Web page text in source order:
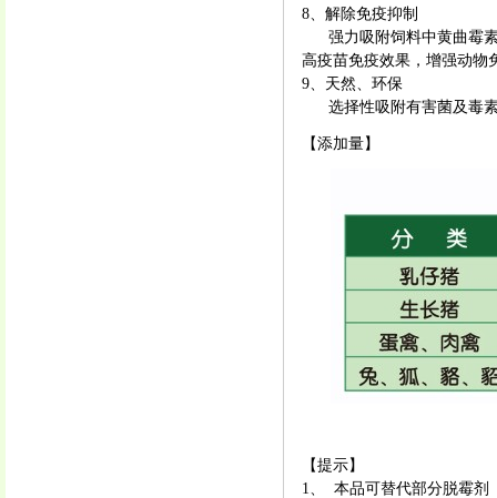
8、解除免疫抑制
强力吸附饲料中黄曲霉素
高疫苗免疫效果，增强动物
9、天然、环保
选择性吸附有害菌及毒素
【添加量】
【提示】
1、 本品可替代部分脱霉剂